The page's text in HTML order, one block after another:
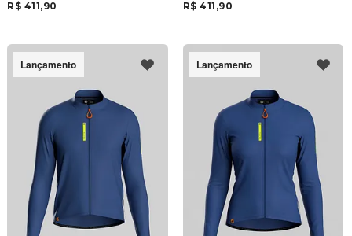
R$ 411,90 R$ 411,90
Lançamento Lançamento